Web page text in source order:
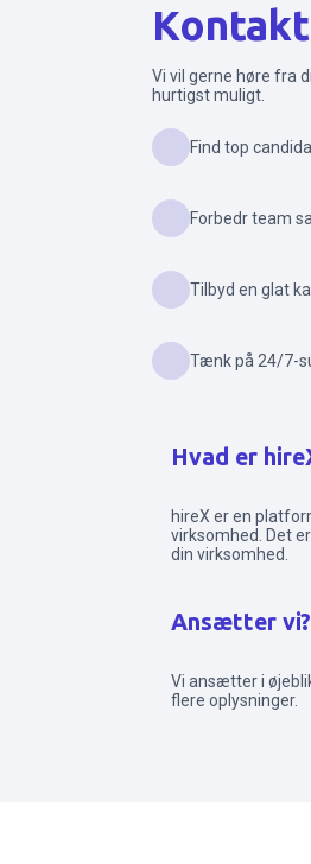
Vi vil gerne høre fra
hurtigst muligt.
Find top
Forbedr team
Tilbyd en glat
Tænk på 24/7-
Hvad er
hireX er en
virksomhed. Det
din virksomhed.
Ansætter vi?
Vi ansætter i
flere oplysninger.